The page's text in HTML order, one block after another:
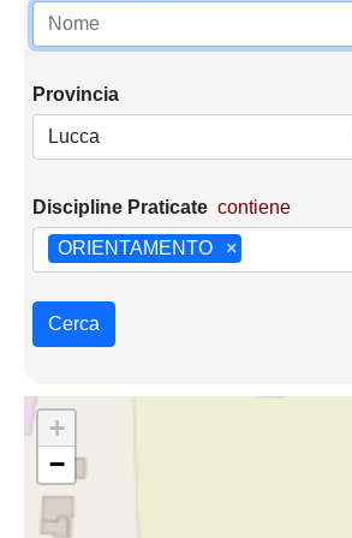
Provincia
Lucca
Discipline Praticate contiene
×
ORIENTAMENTO
Cerca
+
−